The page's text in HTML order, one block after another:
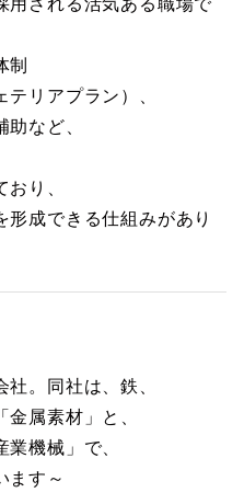
用される活気ある職場で
制
リアプラン）、
など、
り、
成できる仕組みがあり
。同社は、鉄、
属素材」と、
機械」で、
ます～